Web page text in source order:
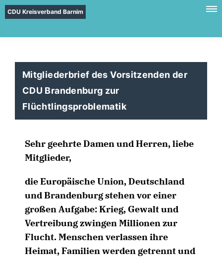
CDU Kreisverband Barnim
Mitgliederbrief des Vorsitzenden der
CDU Brandenburg zur
Flüchtlingsproblematik
Sehr geehrte Damen und Herren, liebe
Mitglieder,
die Europäische Union, Deutschland
und Brandenburg stehen vor einer
großen Aufgabe: Krieg, Gewalt und
Vertreibung zwingen Millionen zur
Flucht. Menschen verlassen ihre
Heimat, Familien werden getrennt und